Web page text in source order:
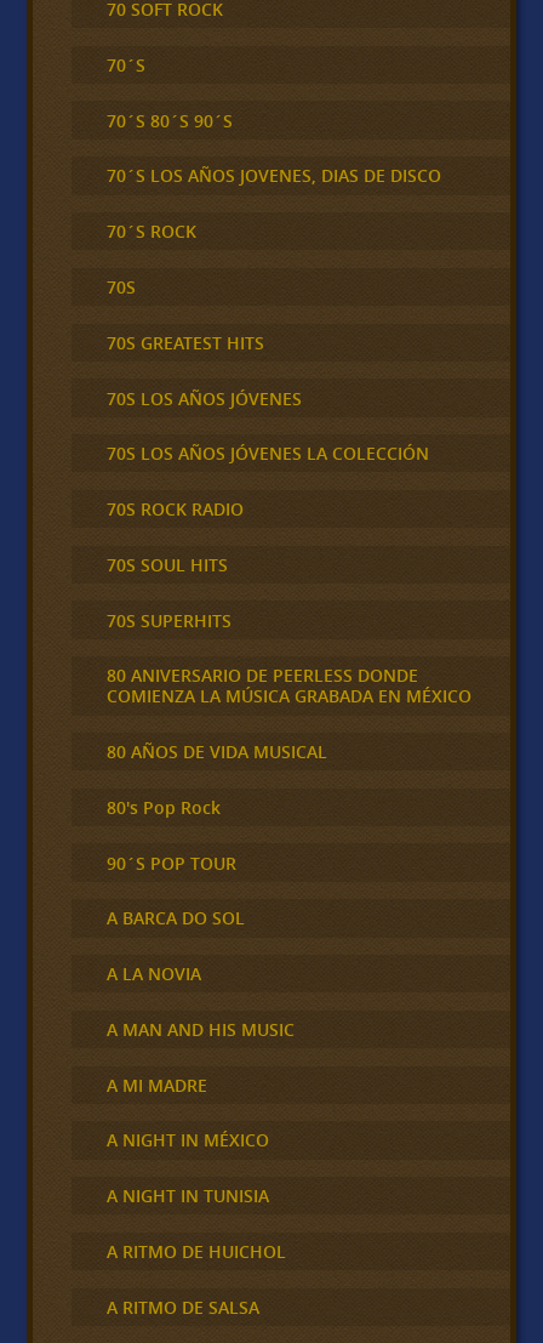
70 SOFT ROCK
70´S
70´S 80´S 90´S
70´S LOS AÑOS JOVENES, DIAS DE DISCO
70´S ROCK
70S
70S GREATEST HITS
70S LOS AÑOS JÓVENES
70S LOS AÑOS JÓVENES LA COLECCIÓN
70S ROCK RADIO
70S SOUL HITS
70S SUPERHITS
80 ANIVERSARIO DE PEERLESS DONDE
COMIENZA LA MÚSICA GRABADA EN MÉXICO
80 AÑOS DE VIDA MUSICAL
80's Pop Rock
90´S POP TOUR
A BARCA DO SOL
A LA NOVIA
A MAN AND HIS MUSIC
A MI MADRE
A NIGHT IN MÉXICO
A NIGHT IN TUNISIA
A RITMO DE HUICHOL
A RITMO DE SALSA